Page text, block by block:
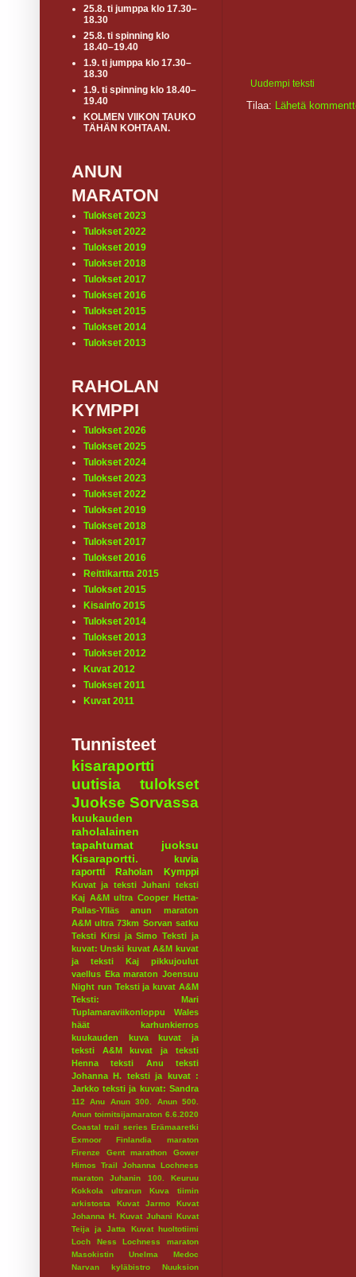
Uudempi teksti
Tilaa: Lähetä
25.8. ti jumppa klo 17.30–
18.30
25.8. ti spinning klo
18.40–19.40
1.9. ti jumppa klo 17.30–
18.30
1.9. ti spinning klo 18.40–
19.40
KOLMEN VIIKON TAUKO
TÄHÄN KOHTAAN.
ANUN
MARATON
Tulokset 2023
Tulokset 2022
Tulokset 2019
Tulokset 2018
Tulokset 2017
Tulokset 2016
Tulokset 2015
Tulokset 2014
Tulokset 2013
RAHOLAN
KYMPPI
Tulokset 2026
Tulokset 2025
Tulokset 2024
Tulokset 2023
Tulokset 2022
Tulokset 2019
Tulokset 2018
Tulokset 2017
Tulokset 2016
Reittikartta 2015
Tulokset 2015
Kisainfo 2015
Tulokset 2014
Tulokset 2013
Tulokset 2012
Kuvat 2012
Tulokset 2011
Kuvat 2011
Tunnisteet
kisaraportti
uutisia
tulokset
Juokse Sorvassa
kuukauden
raholalainen
tapahtumat
juoksu
Kisaraportti.
kuvia
raportti
Raholan Kymppi
Kuvat ja teksti Juhani teksti
Kaj A&M ultra Cooper Hetta-
Pallas-Ylläs
anun maraton
A&M ultra 73km Sorvan satku
Teksti Kirsi ja Simo Teksti ja
kuvat: Unski kuvat A&M kuvat
ja teksti Kaj
pikkujoulut
vaellus Eka maraton Joensuu
Night run Teksti ja kuvat A&M
Teksti: Mari
Tuplamaraviikonloppu
Wales
häät
karhunkierros
kuukauden kuva
kuvat ja
teksti A&M
kuvat ja teksti
Henna
teksti Anu
teksti
Johanna H. teksti ja kuvat :
Jarkko teksti ja kuvat: Sandra
112 Anu Anun 300.
Anun 500.
Anun toimitsijamaraton 6.6.2020
Coastal trail series Erämaaretki
Exmoor
Finlandia maraton
Firenze
Gent marathon
Gower
Himos Trail
Johanna Lochness
maraton
Juhanin 100.
Keuruu
Kokkola ultrarun
Kuva tiimin
arkistosta
Kuvat Jarmo
Kuvat
Johanna H.
Kuvat Juhani Kuvat
Teija ja Jatta
Kuvat huoltotiimi
Loch Ness
Lochness maraton
Masokistin Unelma
Medoc
Narvan kyläbistro
Nuuksion